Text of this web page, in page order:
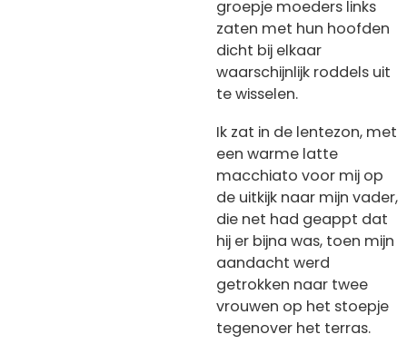
groepje moeders links
zaten met hun hoofden
dicht bij elkaar
waarschijnlijk roddels uit
te wisselen.
Ik zat in de lentezon, met
een warme latte
macchiato voor mij op
de uitkijk naar mijn vader,
die net had geappt dat
hij er bijna was, toen mijn
aandacht werd
getrokken naar twee
vrouwen op het stoepje
tegenover het terras.